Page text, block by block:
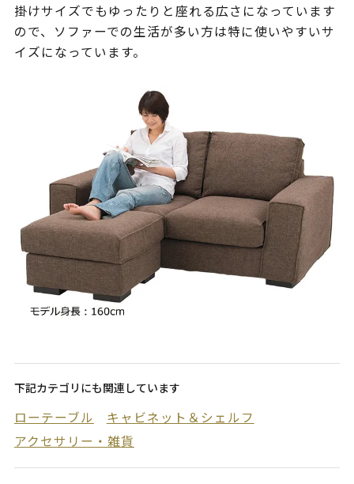
掛けサイズでもゆったりと座れる広さになっています
ので、ソファーでの生活が多い方は特に使いやすいサ
イズになっています。
下記カテゴリにも関連しています
ローテーブル
キャビネット＆シェルフ
アクセサリー・雑貨